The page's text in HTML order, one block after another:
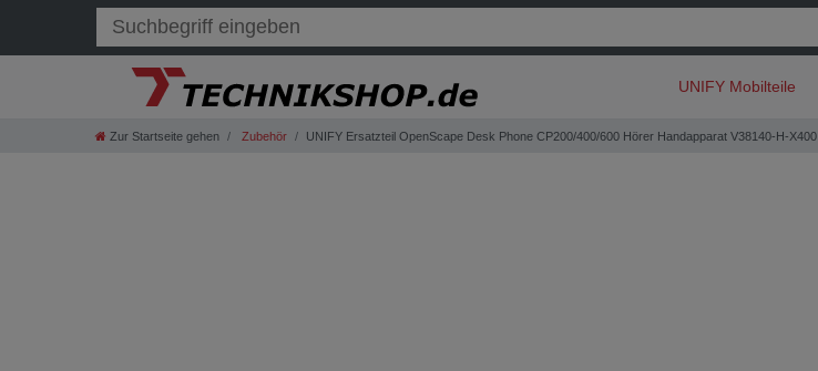
UNIFY Mobilteile
Zur Startseite gehen Zubehör UNIFY Ersatzteil OpenScape Desk Phone CP200/400/600 Hörer Handapparat V38140-H-X400